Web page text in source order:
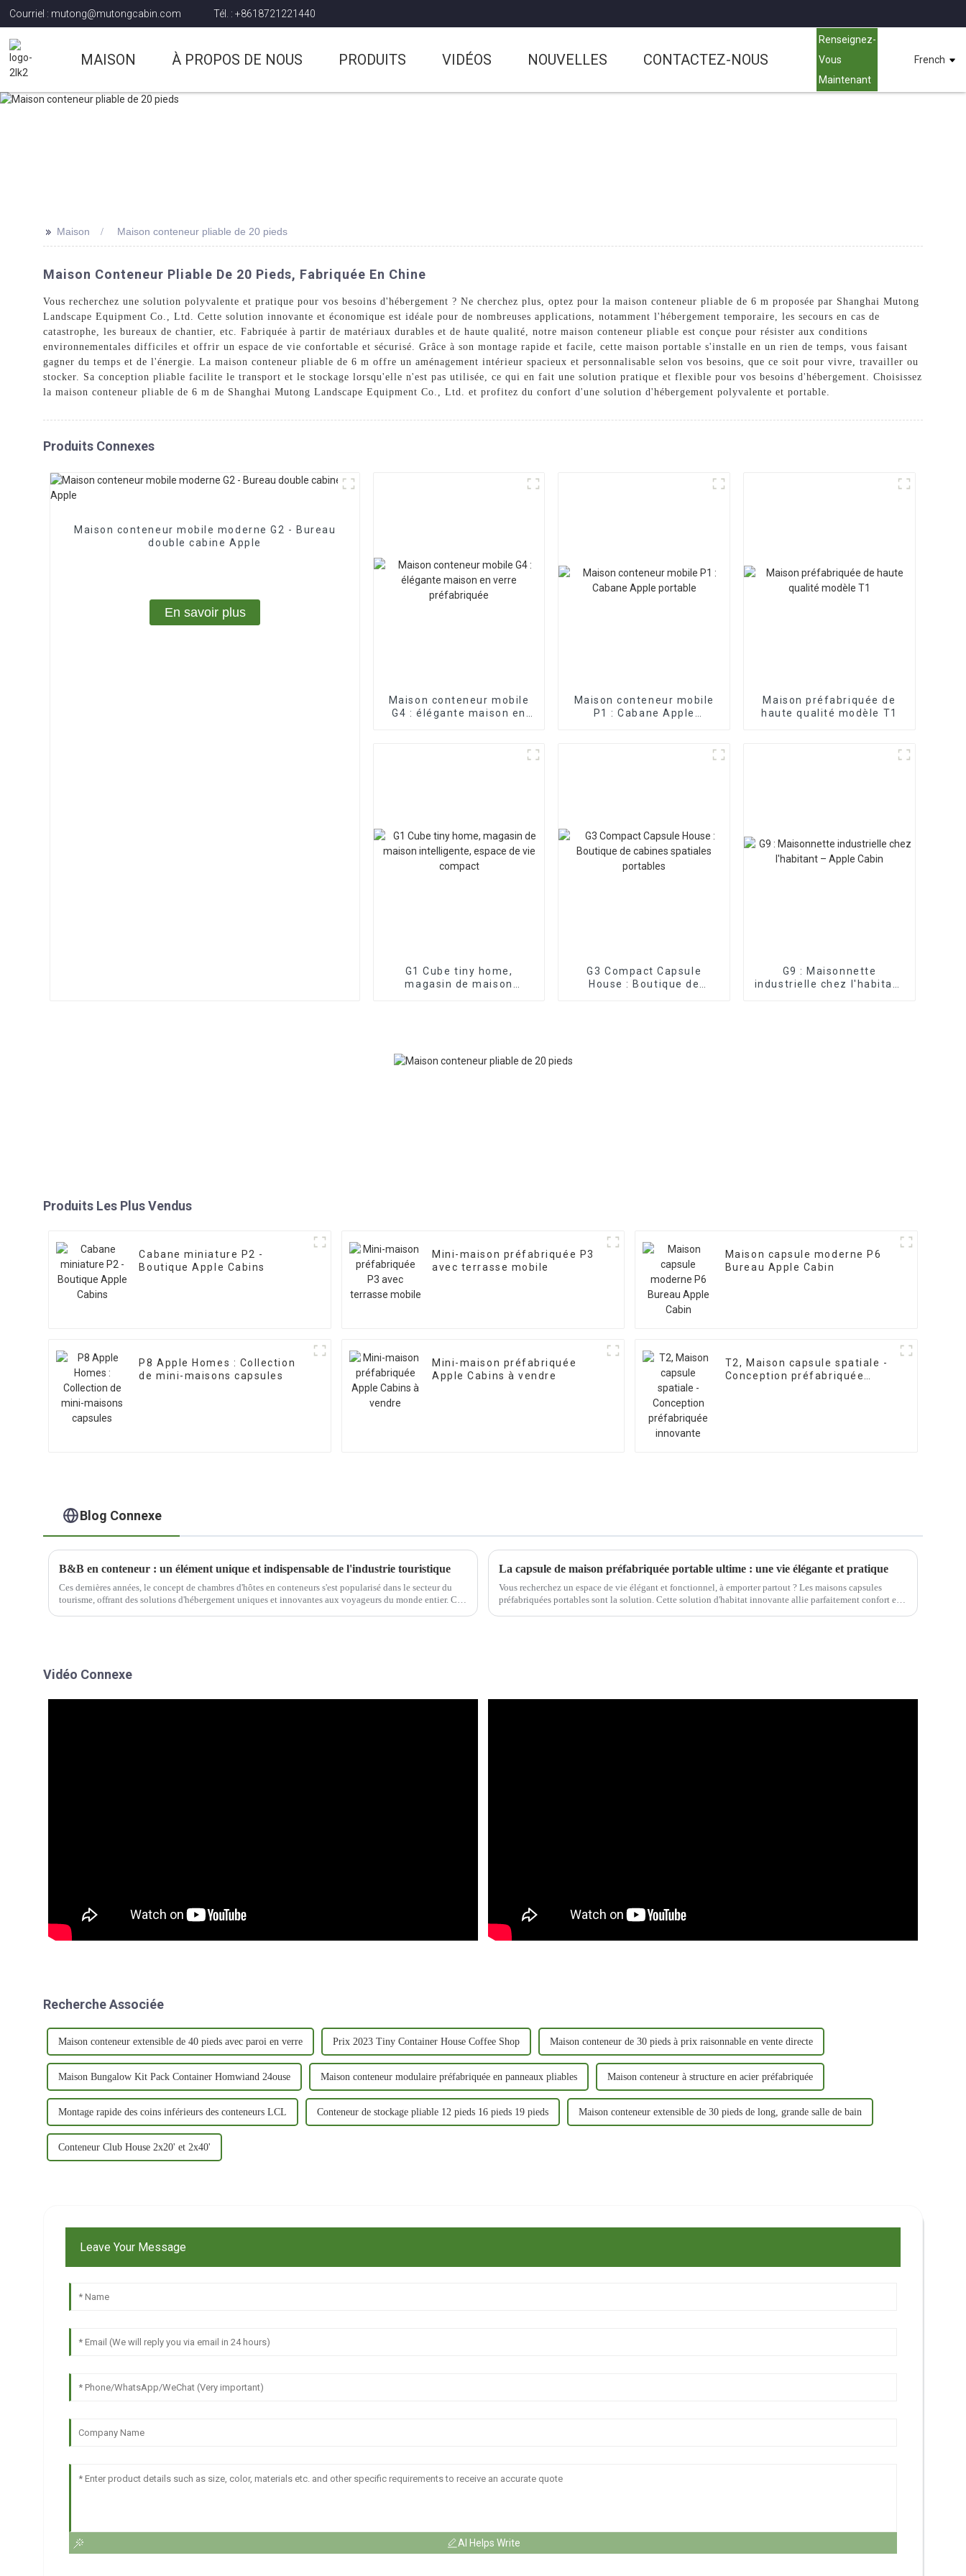
Courriel : mutong@mutongcabin.com Tél. : +8618721221440
MAISON À PROPOS DE NOUS PRODUITS VIDÉOS NOUVELLES CONTACTEZ-NOUS
Renseignez-
Vous
Maintenant
French
>> Maison Maison conteneur pliable de 20 pieds
Maison Conteneur Pliable De 20 Pieds, Fabriquée En Chine
Vous recherchez une solution polyvalente et pratique pour vos besoins d'hébergement ? Ne cherchez plus, optez pour la maison conteneur pliable de 6 m proposée par Shanghai Mutong
Landscape Equipment Co., Ltd. Cette solution innovante et économique est idéale pour de nombreuses applications, notamment l'hébergement temporaire, les secours en cas de
catastrophe, les bureaux de chantier, etc. Fabriquée à partir de matériaux durables et de haute qualité, notre maison conteneur pliable est conçue pour résister aux conditions
environnementales difficiles et offrir un espace de vie confortable et sécurisé. Grâce à son montage rapide et facile, cette maison portable s'installe en un rien de temps, vous faisant
gagner du temps et de l'énergie. La maison conteneur pliable de 6 m offre un aménagement intérieur spacieux et personnalisable selon vos besoins, que ce soit pour vivre, travailler ou
stocker. Sa conception pliable facilite le transport et le stockage lorsqu'elle n'est pas utilisée, ce qui en fait une solution pratique et flexible pour vos besoins d'hébergement. Choisissez
la maison conteneur pliable de 6 m de Shanghai Mutong Landscape Equipment Co., Ltd. et profitez du confort d'une solution d'hébergement polyvalente et portable.
Produits Connexes
Maison conteneur mobile moderne G2 - Bureau
double cabine Apple
En savoir plus
Maison conteneur mobile
G4 : élégante maison en
Maison conteneur mobile
P1 : Cabane Apple
Maison préfabriquée de
haute qualité modèle T1
G1 Cube tiny home,
magasin de maison
G3 Compact Capsule
House : Boutique de
G9 : Maisonnette
industrielle chez l'habitant
Produits Les Plus Vendus
Cabane miniature P2 -
Boutique Apple Cabins
Mini-maison préfabriquée P3
avec terrasse mobile
Maison capsule moderne P6
Bureau Apple Cabin
P8 Apple Homes : Collection
de mini-maisons capsules
Mini-maison préfabriquée
Apple Cabins à vendre
T2, Maison capsule spatiale -
Conception préfabriquée
Blog Connexe
B&B en conteneur : un élément unique et indispensable de l'industrie touristique
Ces dernières années, le concept de chambres d'hôtes en conteneurs s'est popularisé dans le secteur du
tourisme, offrant des solutions d'hébergement uniques et innovantes aux voyageurs du monde entier. Ces
La capsule de maison préfabriquée portable ultime : une vie élégante et pratique
Vous recherchez un espace de vie élégant et fonctionnel, à emporter partout ? Les maisons capsules
préfabriquées portables sont la solution. Cette solution d'habitat innovante allie parfaitement confort et
Vidéo Connexe
Recherche Associée
Maison conteneur extensible de 40 pieds avec paroi en verre Prix ​​2023 Tiny Container House Coffee Shop Maison conteneur de 30 pieds à prix raisonnable en vente directe
Maison Bungalow Kit Pack Container Homwiand 24ouse Maison conteneur modulaire préfabriquée en panneaux pliables Maison conteneur à structure en acier préfabriquée
Montage rapide des coins inférieurs des conteneurs LCL Conteneur de stockage pliable 12 pieds 16 pieds 19 pieds Maison conteneur extensible de 30 pieds de long, grande salle de bain
Conteneur Club House 2x20' et 2x40'
Leave Your Message
AI Helps Write